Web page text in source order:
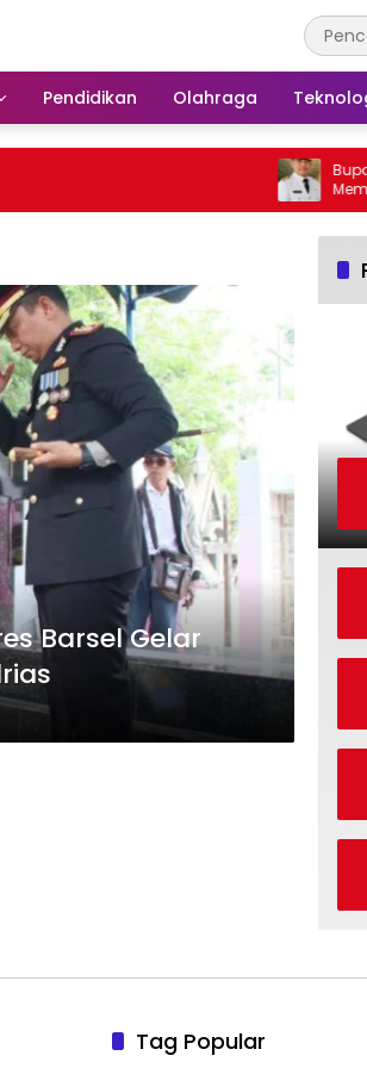
Pendidikan Olahraga
Bupati
Barito
Barsel Gelar
Tag Popular